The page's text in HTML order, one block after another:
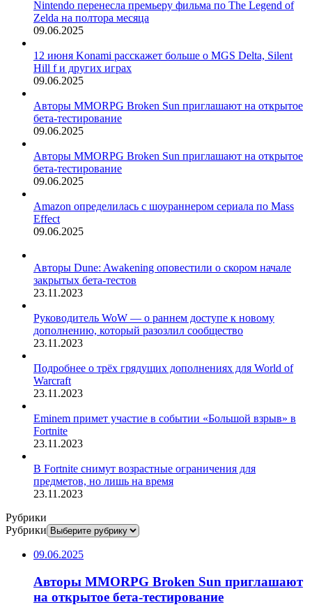
Nintendo перенесла премьеру фильма по The Legend of
Zelda на полтора месяца
09.06.2025
12 июня Konami расскажет больше о MGS Delta, Silent
Hill f и других играх
09.06.2025
Авторы MMORPG Broken Sun приглашают на открытое
бета-тестирование
09.06.2025
Авторы MMORPG Broken Sun приглашают на открытое
бета-тестирование
09.06.2025
Amazon определилась с шоураннером сериала по Mass
Effect
09.06.2025
Авторы Dune: Awakening оповестили о скором начале
закрытых бета-тестов
23.11.2023
Руководитель WoW — о раннем доступе к новому
дополнению, который разозлил сообщество
23.11.2023
Подробнее о трёх грядущих дополнениях для World of
Warcraft
23.11.2023
Eminem примет участие в событии «Большой взрыв» в
Fortnite
23.11.2023
В Fortnite снимут возрастные ограничения для
предметов, но лишь на время
23.11.2023
Рубрики
Рубрики
09.06.2025
Авторы MMORPG Broken Sun приглашают
на открытое бета-тестирование